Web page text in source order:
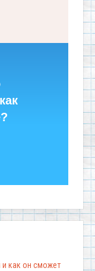
как он сможет